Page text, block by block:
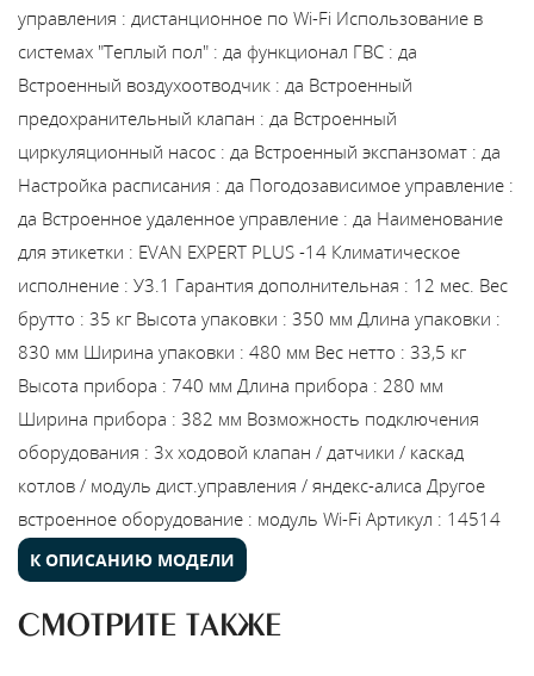
управления : дистанционное по Wi-Fi Использование в
системах "Теплый пол" : да функционал ГВС : да
Встроенный воздухоотводчик : да Встроенный
предохранительный клапан : да Встроенный
циркуляционный насос : да Встроенный экспанзомат : да
Настройка расписания : да Погодозависимое управление :
да Встроенное удаленное управление : да Наименование
для этикетки : EVAN EXPERT PLUS -14 Климатическое
исполнение : У3.1 Гарантия дополнительная : 12 мес. Вес
брутто : 35 кг Высота упаковки : 350 мм Длина упаковки :
830 мм Ширина упаковки : 480 мм Вес нетто : 33,5 кг
Высота прибора : 740 мм Длина прибора : 280 мм
Ширина прибора : 382 мм Возможность подключения
оборудования : 3х ходовой клапан / датчики / каскад
котлов / модуль дист.управления / яндекс-алиса Другое
встроенное оборудование : модуль Wi-Fi Артикул : 14514
К ОПИСАНИЮ МОДЕЛИ
СМОТРИТЕ ТАКЖЕ